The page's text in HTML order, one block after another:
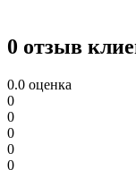
0 отзыв
0.0 оценка
0
0
0
0
0